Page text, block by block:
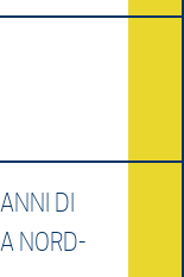
DI
NORD-